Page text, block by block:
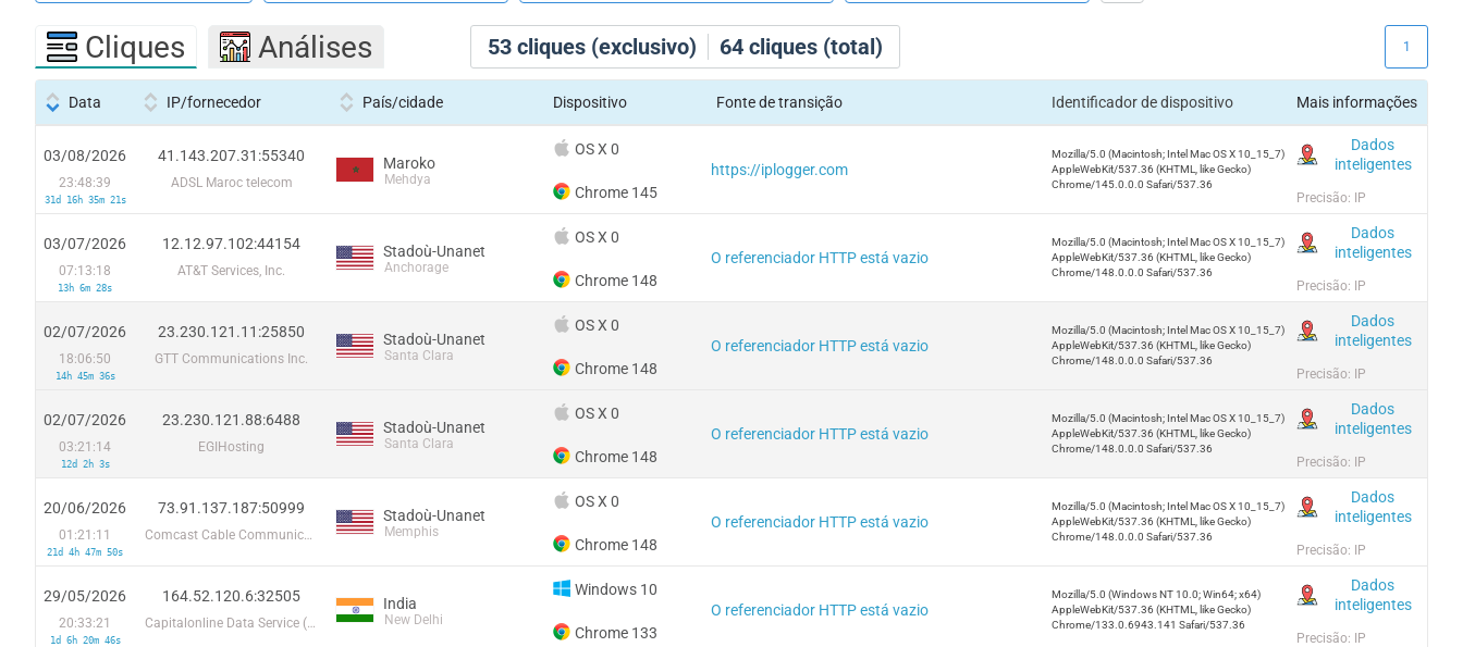
53 cliques (exclusivo) 64 cliques (total)
Cliques Análises 1
Data IP/fornecedor País/cidade Dispositivo Fonte de transição Identificador de dispositivo Mais informações
03/08/2026
23:48:39
31d 16h 35m 21s
41.143.207.31:55340
ADSL Maroc telecom
Maroko
Mehdya
OS X 0
Chrome 145
https://iplogger.com
Mozilla/5.0 (Macintosh; Intel Mac OS X 10_15_7)
AppleWebKit/537.36 (KHTML, like Gecko)
Chrome/145.0.0.0 Safari/537.36
Dados
inteligentes
Precisão: IP
03/07/2026
07:13:18
13h 6m 28s
12.12.97.102:44154
AT&T Services, Inc.
Stadoù-Unanet
Anchorage
OS X 0
Chrome 148
O referenciador HTTP está vazio
Mozilla/5.0 (Macintosh; Intel Mac OS X 10_15_7)
AppleWebKit/537.36 (KHTML, like Gecko)
Chrome/148.0.0.0 Safari/537.36
Dados
inteligentes
Precisão: IP
02/07/2026
18:06:50
14h 45m 36s
23.230.121.11:25850
GTT Communications Inc.
Stadoù-Unanet
Santa Clara
OS X 0
Chrome 148
O referenciador HTTP está vazio
Mozilla/5.0 (Macintosh; Intel Mac OS X 10_15_7)
AppleWebKit/537.36 (KHTML, like Gecko)
Chrome/148.0.0.0 Safari/537.36
Dados
inteligentes
Precisão: IP
02/07/2026
03:21:14
12d 2h 3s
23.230.121.88:6488
EGIHosting
Stadoù-Unanet
Santa Clara
OS X 0
Chrome 148
O referenciador HTTP está vazio
Mozilla/5.0 (Macintosh; Intel Mac OS X 10_15_7)
AppleWebKit/537.36 (KHTML, like Gecko)
Chrome/148.0.0.0 Safari/537.36
Dados
inteligentes
Precisão: IP
20/06/2026
01:21:11
21d 4h 47m 50s
73.91.137.187:50999
Comcast Cable Communications
Stadoù-Unanet
Memphis
OS X 0
Chrome 148
O referenciador HTTP está vazio
Mozilla/5.0 (Macintosh; Intel Mac OS X 10_15_7)
AppleWebKit/537.36 (KHTML, like Gecko)
Chrome/148.0.0.0 Safari/537.36
Dados
inteligentes
Precisão: IP
29/05/2026
20:33:21
1d 6h 20m 46s
164.52.120.6:32505
Capitalonline Data Service (HK) Co
India
New Delhi
Windows 10
Chrome 133
O referenciador HTTP está vazio
Mozilla/5.0 (Windows NT 10.0; Win64; x64)
AppleWebKit/537.36 (KHTML, like Gecko)
Chrome/133.0.6943.141 Safari/537.36
Dados
inteligentes
Precisão: IP